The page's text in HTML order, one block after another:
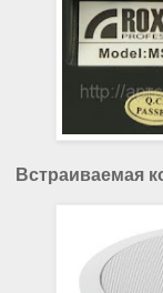
Встраиваемая